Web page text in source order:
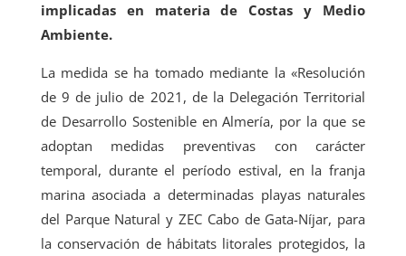
implicadas en materia de Costas y Medio
Ambiente.
La medida se ha tomado mediante la «Resolución
de 9 de julio de 2021, de la Delegación Territorial
de Desarrollo Sostenible en Almería, por la que se
adoptan medidas preventivas con carácter
temporal, durante el período estival, en la franja
marina asociada a determinadas playas naturales
del Parque Natural y ZEC Cabo de Gata-Níjar, para
la conservación de hábitats litorales protegidos, la